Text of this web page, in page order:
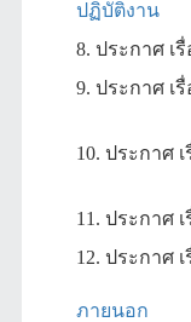
ปฏิบัติงาน
8. ประกาศ เรื่
9. ประกาศ เรื่
10. ประกาศ เ
11. ประกาศ เ
12. ประกาศ เ
ภายนอก